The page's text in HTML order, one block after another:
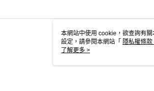
本網站中使用 cookie，欲查詢有
設定，請參閱本網站「 隱私權條款
使用 cookie。
了解更多 >